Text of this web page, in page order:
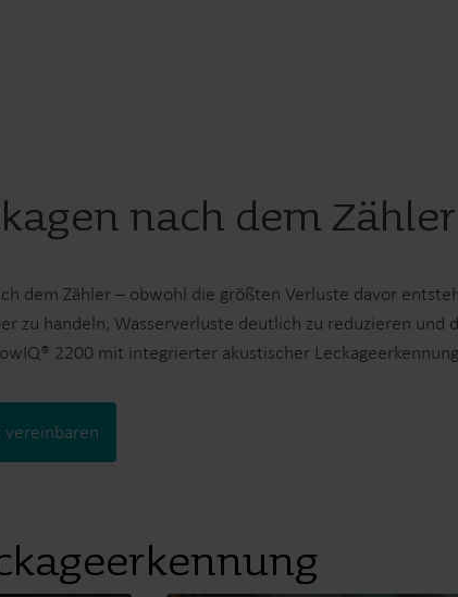
Lösungen im
Submetering-Lösungen für
nach dem
dem Zähler – obwohl die größten Verluste davor
zu handeln, Wasserverluste deutlich zu reduzieren und
2200 mit integrierter akustischer